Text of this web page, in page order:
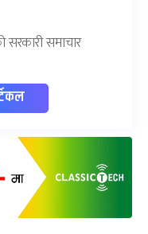
सरकारी समाचार